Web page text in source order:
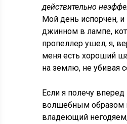
действительно
Мой день испорчен,
джинном в лампе,
пропеллер ушел, я,
меня есть хороший
на землю, не убивая
Если я полечу
волшебным образом
владеющий